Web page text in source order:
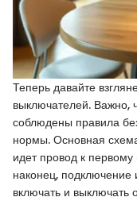
Теперь давайте
выключателей. Важно,
соблюдены правила
нормы. Основная
идет провод к
наконец, подключение
включать и выключать